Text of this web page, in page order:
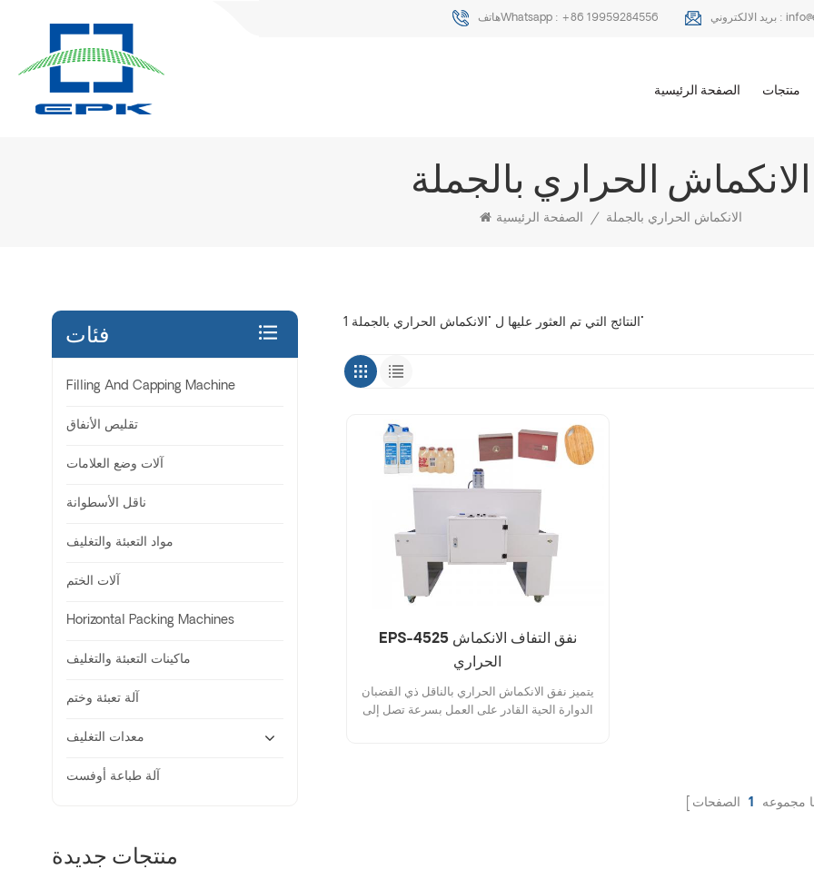
هاتفWhatsapp : +86 19959284556 بريد الالكتروني :
الصفحة الرئيسية منتجات
الانكماش الحراري بالجملة
الصفحة الرئيسية / الانكماش الحراري بالجملة
EPS-4525 نفق التفاف الانكماش
الحراري
يتميز نفق الانكماش الحراري بالناقل ذي القضبان
الدوارة الحية القادر على العمل بسرعة تصل إلى
مجموعه 1 الصفحات
فئات
Filling And Capping Machine
تقليص الأنفاق
آلات وضع العلامات
ناقل الأسطوانة
مواد التعبئة والتغليف
آلات الختم
Horizontal Packing Machines
ماكينات التعبئة والتغليف
آلة تعبئة وختم
معدات التغليف
آلة طباعة أوفست
منتجات جديدة